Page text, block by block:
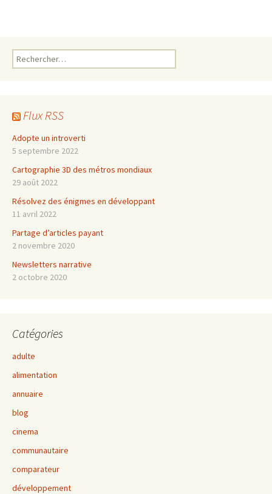
Rechercher :
Flux RSS
Adopte un introverti
5 septembre 2022
Cartographie 3D des métros mondiaux
29 août 2022
Résolvez des énigmes en développant
11 avril 2022
Partage d’articles payant
2 novembre 2020
Newsletters narrative
2 octobre 2020
Catégories
adulte
alimentation
annuaire
blog
cinema
communautaire
comparateur
développement